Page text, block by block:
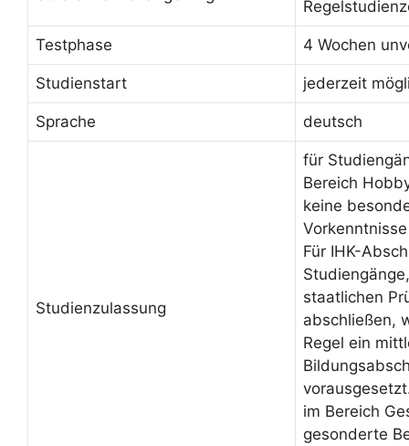
Testphase 4 Wochen
Studienstart jederzeit
Sprache deutsch
Studienzulassung
für
Bereich
keine
Für IHK-
staatlichen
abschließen,
Regel ein
im Bereich
gesonderte